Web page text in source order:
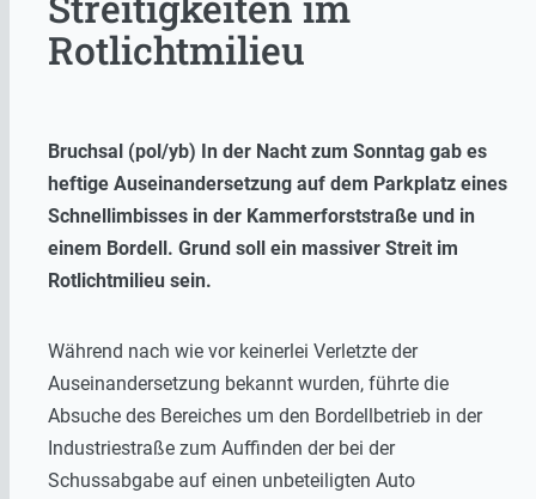
Rotlichtmilieu
Bruchsal (pol/yb) In der Nacht zum Sonntag gab es
heftige Auseinandersetzung auf dem Parkplatz eines
Schnellimbisses in der Kammerforststraße und in
einem Bordell. Grund soll ein massiver Streit im
Rotlichtmilieu sein.
Während nach wie vor keinerlei Verletzte der
Auseinandersetzung bekannt wurden, führte die
Absuche des Bereiches um den Bordellbetrieb in der
Industriestraße zum Auffinden der bei der
Schussabgabe auf einen unbeteiligten Auto